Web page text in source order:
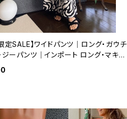
定SALE】ワイドパンツ｜ロング・ガウチ
ジーパンツ｜インポート ロング・マキシ
｜ブラック＆ホワイト